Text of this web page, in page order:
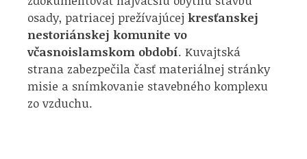
osady, patriacej prežívajúcej kresťanskej
nestoriánskej komunite vo
včasnoislamskom období. Kuvajtská
strana zabezpečila časť materiálnej stránky
misie a snímkovanie stavebného komplexu
zo vzduchu.